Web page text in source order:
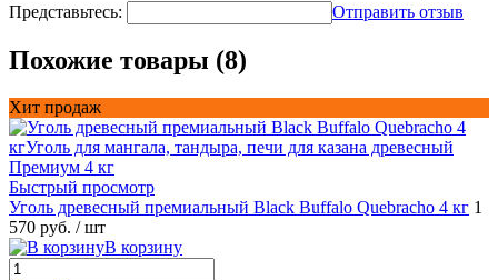
Представьтесь: Отправить отзыв
Похожие товары (8)
Хит продаж
Быстрый просмотр
Уголь древесный премиальный Black Buffalo Quebracho 4 кг 1
570 руб. / шт
В корзину